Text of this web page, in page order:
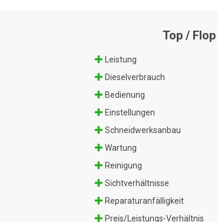
Top / Flop
Leistung
Dieselverbrauch
Bedienung
Einstellungen
Schneidwerksanbau
Wartung
Reinigung
Sichtverhältnisse
Reparaturanfälligkeit
Preis/Leistungs-Verhältnis